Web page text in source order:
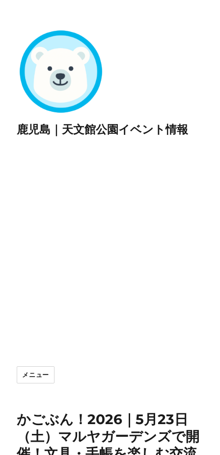
鹿児島｜天文館公園イベント情報
メニュー
かごぶん！2026｜5月23日
（土）マルヤガーデンズで開